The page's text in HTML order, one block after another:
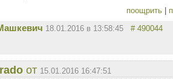
поощрить |
18.01.2016 в 13:58:45 # 490044
от 15.01.2016 16:47:51